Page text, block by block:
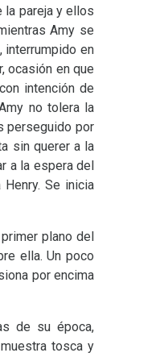
la pareja y ellos
Amy se
interrumpido en
ocasión en que
intención de
no tolera la
perseguido por
sin querer a la
a la espera del
Se inicia
plano del
ella. Un poco
por encima
de su época,
tosca y